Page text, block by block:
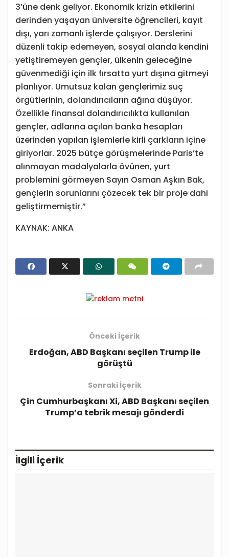
3’üne denk geliyor. Ekonomik krizin etkilerini
derinden yaşayan üniversite öğrencileri, kayıt
dışı, yarı zamanlı işlerde çalışıyor. Derslerini
düzenli takip edemeyen, sosyal alanda kendini
yetiştiremeyen gençler, ülkenin geleceğine
güvenmediği için ilk fırsatta yurt dışına gitmeyi
planlıyor. Umutsuz kalan gençlerimiz suç
örgütlerinin, dolandırıcıların ağına düşüyor.
Özellikle finansal dolandırıcılıkta kullanılan
gençler, adlarına açılan banka hesapları
üzerinden yapılan işlemlerle kirli çarkların içine
giriyorlar. 2025 bütçe görüşmelerinde Paris’te
alınmayan madalyalarla övünen, yurt
problemini görmeyen Sayın Osman Aşkın Bak,
gençlerin sorunlarını çözecek tek bir proje dahi
geliştirmemiştir.”
KAYNAK: ANKA
Önceki İçerik
Erdoğan, ABD Başkanı seçilen Trump ile
görüştü
Sonraki İçerik
Çin Cumhurbaşkanı Xi, ABD Başkanı seçilen
Trump’a tebrik mesajı gönderdi
İlgili İçerik